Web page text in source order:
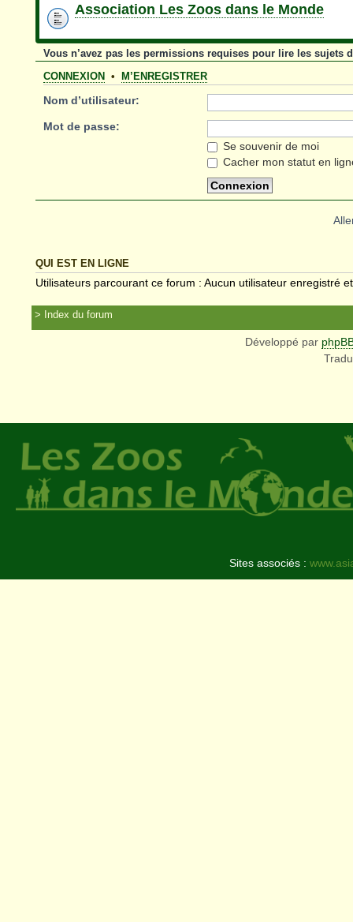
Association Les Zoos dans le Monde
Vous n’avez pas les permissions requises pour lire les sujets
CONNEXION • M’ENREGISTRER
Nom d’utilisateur:
Mot de passe:
Se souvenir de moi
Cacher mon statut en
QUI EST EN LIGNE
Utilisateurs parcourant ce forum : Aucun utilisateur enregistré
Index du forum
Développé par
Sites associés :